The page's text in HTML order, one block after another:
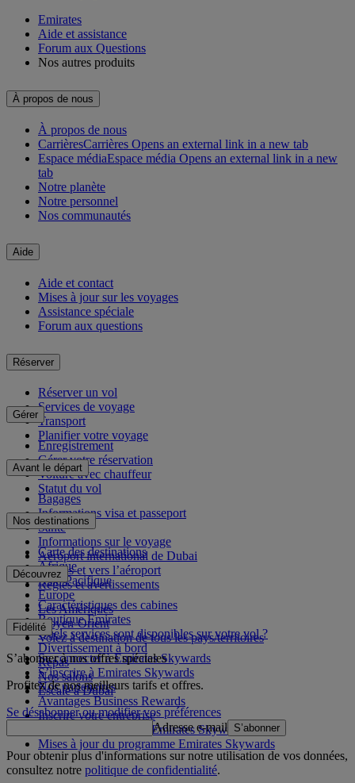
Emirates
Aide et assistance
Forum aux Questions
Nos autres produits
À propos de nous
À propos de nous
CarrièresCarrières Opens an external link in a new tab
Espace médiaEspace média Opens an external link in a new
tab
Notre planète
Notre personnel
Nos communautés
Aide
Aide et contact
Mises à jour sur les voyages
Assistance spéciale
Forum aux questions
Réserver
Réserver un vol
Services de voyage
Transport
Planifier votre voyage
Gérer
Enregistrement
Gérer votre réservation
Voiture avec chauffeur
Statut du vol
Avant le départ
Bagages
Informations visa et passeport
Santé
Informations sur le voyage
Aéroport international de Dubai
Depuis et vers l’aéroport
Règles et avertissements
Nos destinations
Carte des destinations
Afrique
Asie-Pacifique
Europe
Les Amériques
Moyen-Orient
Volez à destination de tous les pays/territoires
Découvrez
Caractéristiques des cabines
Boutique Emirates
Quels services sont disponibles sur votre vol ?
Divertissement à bord
Repas
Nos salons
Escale à Dubai
Fidélité
Se connecter à Emirates Skywards
S’inscrire à Emirates Skywards
Nos partenaires
Avantages Business Rewards
Inscrire votre entreprise
Règles du programme Emirates Skywards
Mises à jour du programme Emirates Skywards
S’abonner à nos offres spéciales
Profitez de nos meilleurs tarifs et offres.
Se désabonner ou modifier vos préférences
Adresse e-mail S’abonner
Pour obtenir plus d'informations sur notre utilisation de vos données,
consultez notre politique de confidentialité.